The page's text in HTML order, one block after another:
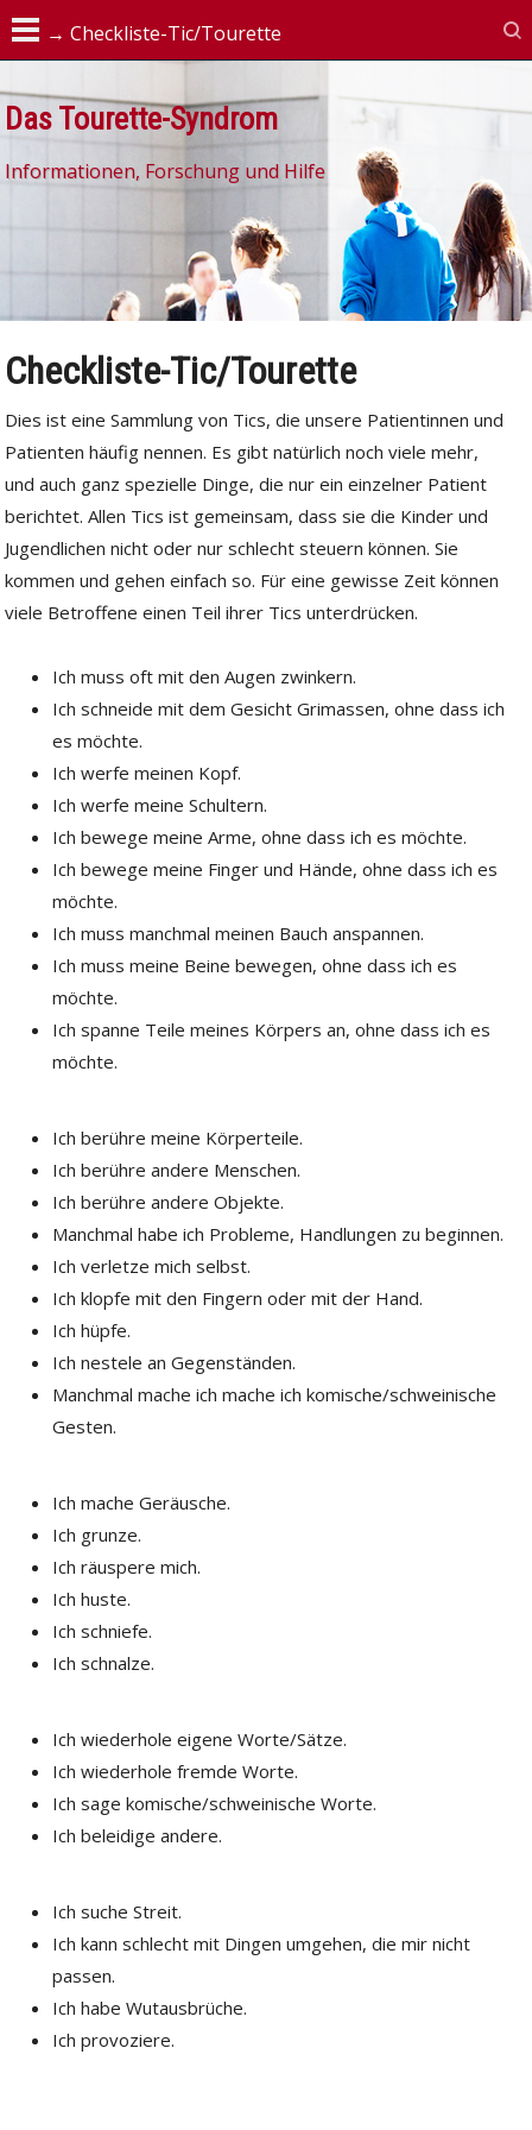
Das Tourette-Syndrom
Informationen, Forschung und Hilfe
Checkliste-Tic/Tourette
Dies ist eine Sammlung von Tics, die unsere Patientinnen und
Patienten häufig nennen. Es gibt natürlich noch viele mehr,
und auch ganz spezielle Dinge, die nur ein einzelner Patient
berichtet. Allen Tics ist gemeinsam, dass sie die Kinder und
Jugendlichen nicht oder nur schlecht steuern können. Sie
kommen und gehen einfach so. Für eine gewisse Zeit können
viele Betroffene einen Teil ihrer Tics unterdrücken.
Ich muss oft mit den Augen zwinkern.
Ich schneide mit dem Gesicht Grimassen, ohne dass ich
es möchte.
Ich werfe meinen Kopf.
Ich werfe meine Schultern.
Ich bewege meine Arme, ohne dass ich es möchte.
Ich bewege meine Finger und Hände, ohne dass ich es
möchte.
Ich muss manchmal meinen Bauch anspannen.
Ich muss meine Beine bewegen, ohne dass ich es
möchte.
Ich spanne Teile meines Körpers an, ohne dass ich es
möchte.
Ich berühre meine Körperteile.
Ich berühre andere Menschen.
Ich berühre andere Objekte.
Manchmal habe ich Probleme, Handlungen zu beginnen.
Ich verletze mich selbst.
Ich klopfe mit den Fingern oder mit der Hand.
Ich hüpfe.
Ich nestele an Gegenständen.
Manchmal mache ich mache ich komische/schweinische
Gesten.
Ich mache Geräusche.
Ich grunze.
Ich räuspere mich.
Ich huste.
Ich schniefe.
Ich schnalze.
Ich wiederhole eigene Worte/Sätze.
Ich wiederhole fremde Worte.
Ich sage komische/schweinische Worte.
Ich beleidige andere.
Ich suche Streit.
Ich kann schlecht mit Dingen umgehen, die mir nicht
passen.
Ich habe Wutausbrüche.
Ich provoziere.